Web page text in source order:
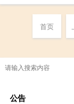
首页
公告